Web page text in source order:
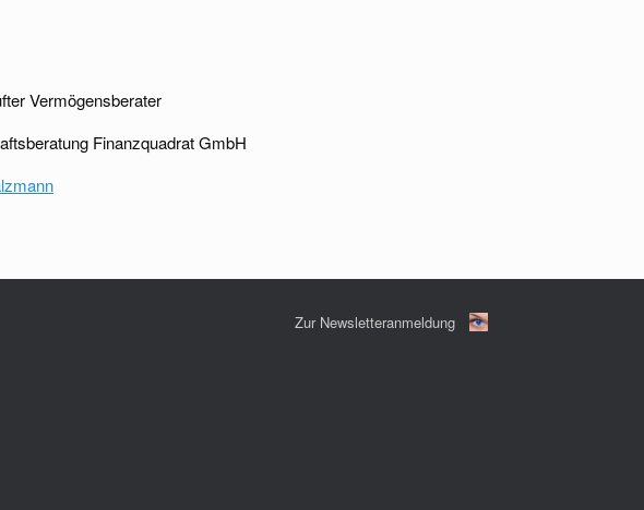
Vermögensberater
Finanzquadrat GmbH
Zur Newsletteranmeldung